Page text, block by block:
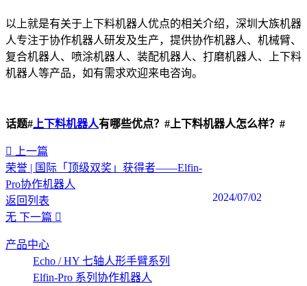
以上就是有关于上下料机器人优点的相关介绍，深圳大族机器
人专注于协作机器人研发及生产，提供协作机器人、机械臂、
复合机器人、喷涂机器人、装配机器人、打磨机器人、上下料
机器人等产品，如有需求欢迎来电咨询。
话题# 上下料机器人有哪些优点？#上下料机器人怎么样？#
上一篇
荣誉 | 国际「顶级双奖」获得者——Elfin-
Pro协作机器人
2024/07/02
返回列表
无 下一篇
产品中心
Echo / HY 七轴人形手臂系列
Elfin-Pro 系列协作机器人